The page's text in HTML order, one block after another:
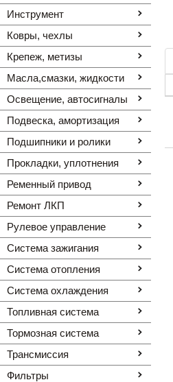
Инструмент
Ковры, чехлы
Крепеж, метизы
Масла,смазки, жидкости
Освещение, автоcигналы
Подвеска, амортизация
Подшипники и ролики
Прокладки, уплотнения
Ременный привод
Ремонт ЛКП
Рулевое управление
Система зажигания
Система отопления
Система охлаждения
Топливная система
Тормозная система
Трансмиссия
Фильтры